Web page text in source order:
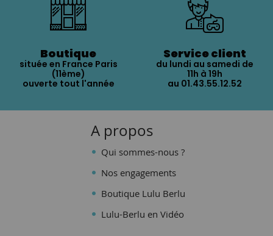
Boutique
située en France Paris
(11ème)
ouverte tout l'année
Service client
du lundi au samedi de
11h à 19h
au 01.43.55.12.52
A propos
Qui sommes-nous ?
Nos engagements
Boutique Lulu Berlu
Lulu-Berlu en Vidéo